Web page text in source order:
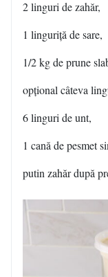
2 linguri de zahăr,
1 linguriţă de sare,
1/2 kg de prune
opţional câteva
6 linguri de unt,
1 cană de pesmet
putin zahăr după